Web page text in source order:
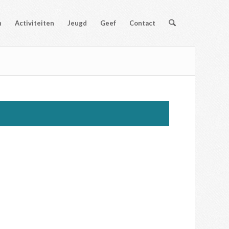
Activiteiten Jeugd Geef Contact